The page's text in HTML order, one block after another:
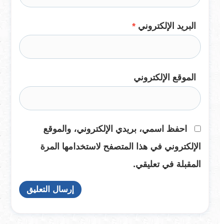
البريد الإلكتروني *
الموقع الإلكتروني
احفظ اسمي، بريدي الإلكتروني، والموقع
الإلكتروني في هذا المتصفح لاستخدامها المرة
المقبلة في تعليقي.